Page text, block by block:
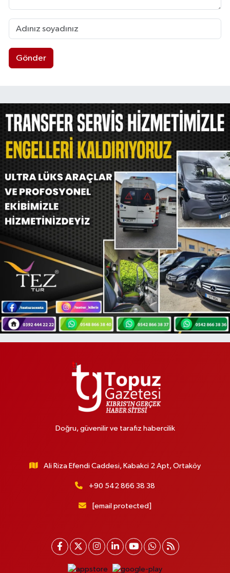
Gönder
Doğru, güvenilir ve tarafız habercilik
Ali Riza Efendi Caddesi, Kabakci 2 Apt, Ortaköy
+90 542 866 38 38
[email protected]